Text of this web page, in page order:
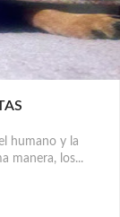
humano y la
manera, los...